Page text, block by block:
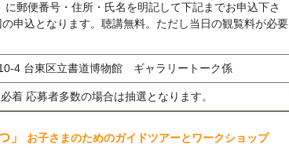
郵便番号・住所・氏名を明記して下記までお申込下さ
申込となります。聴講無料。ただし当日の観覧料が必要
〒110-0003 台東区根岸2-10-4 台東区立書道博物館 ギャラリートーク係
①②2019年 6月28日(金) 必着 応募者多数の場合は抽選となります。
」
お子さまのためのガイドツアーとワークショップ